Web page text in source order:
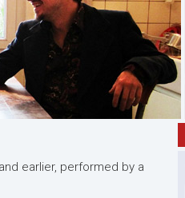
earlier, performed by a